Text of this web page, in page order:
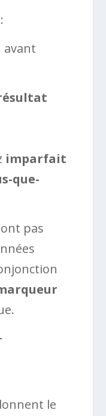
:
avant
imparfait
que-
pas
le